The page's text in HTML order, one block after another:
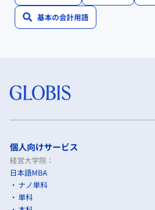
基本の会計用語
個人向けサービス
経営大学院：
日本語MBA
ナノ単科
単科